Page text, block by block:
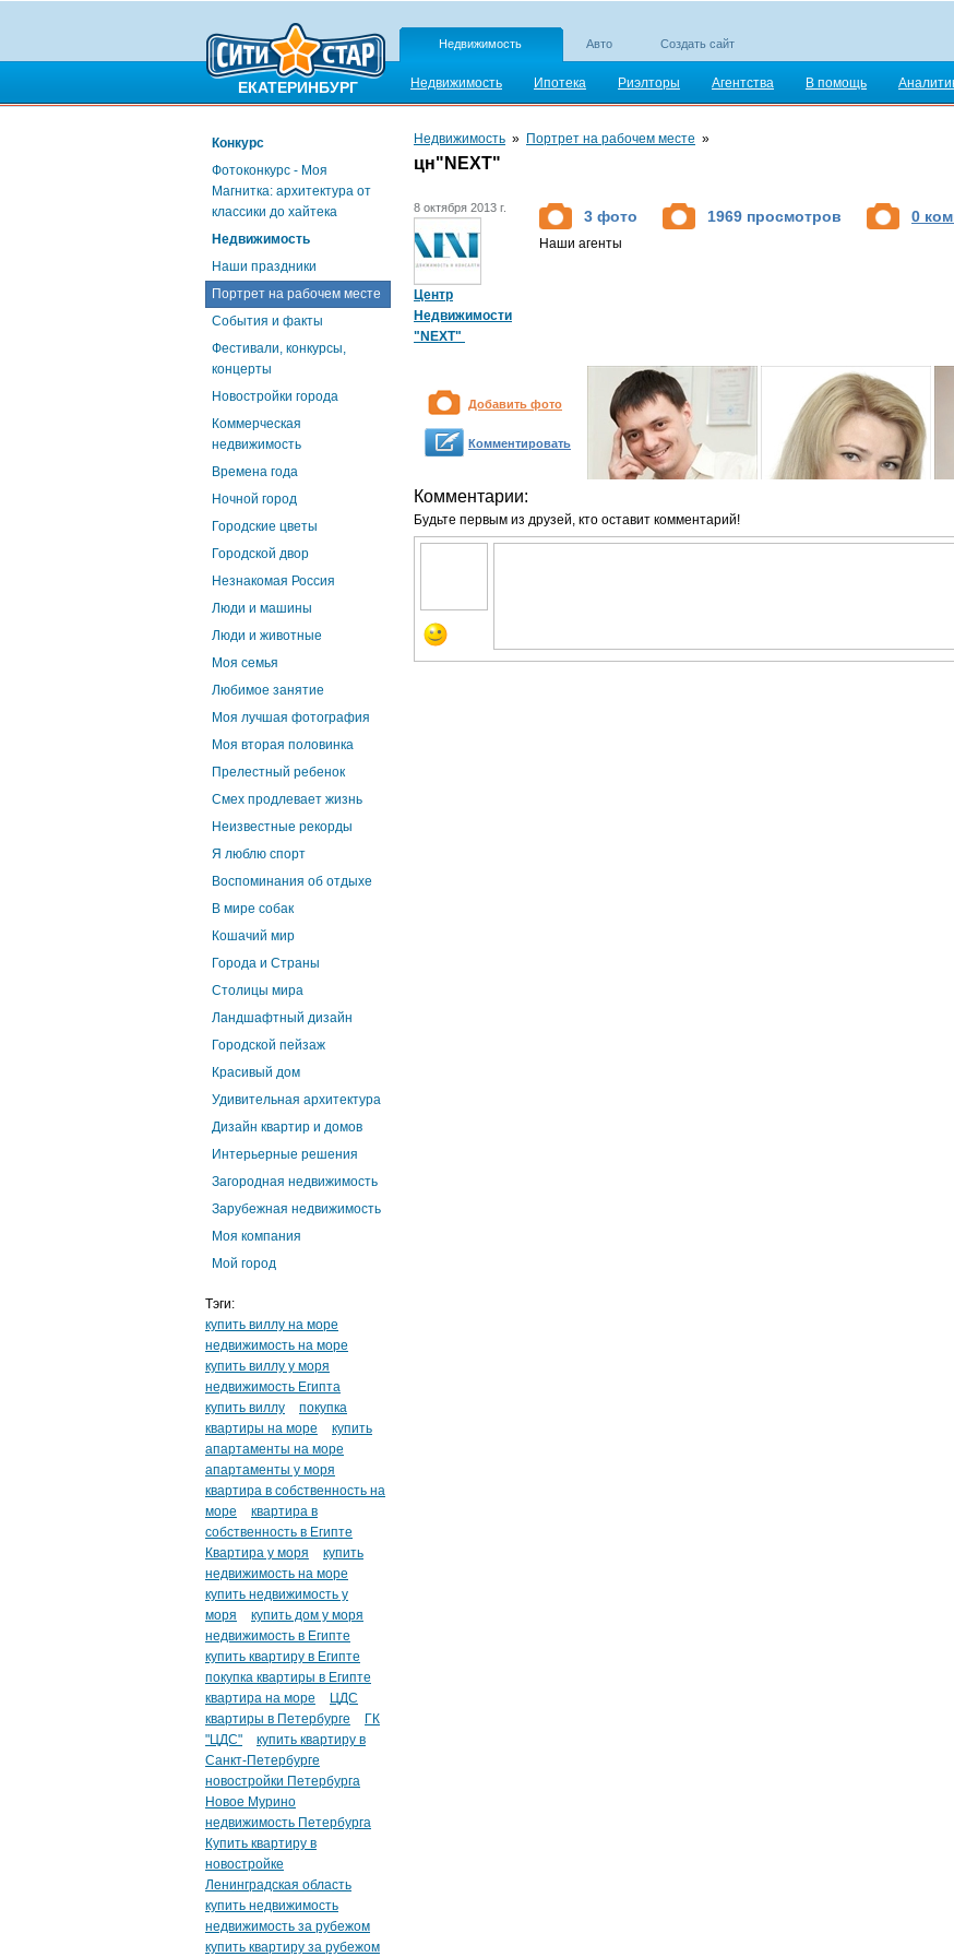
ЕКАТЕРИНБУРГ
Недвижимость Авто Создать сайт
Недвижимость Ипотека Риэлторы Агентства В помощь
Конкурс
Фотоконкурс - Моя
Магнитка: архитектура от
классики до хайтека
Недвижимость
Наши праздники
Портрет на рабочем месте
События и факты
Фестивали, конкурсы,
концерты
Новостройки города
Коммерческая
недвижимость
Времена года
Ночной город
Городские цветы
Городской двор
Незнакомая Россия
Люди и машины
Люди и животные
Моя семья
Любимое занятие
Моя лучшая фотография
Моя вторая половинка
Прелестный ребенок
Смех продлевает жизнь
Неизвестные рекорды
Я люблю спорт
Воспоминания об отдыхе
В мире собак
Кошачий мир
Города и Страны
Столицы мира
Ландшафтный дизайн
Городской пейзаж
Красивый дом
Удивительная архитектура
Дизайн квартир и домов
Интерьерные решения
Загородная недвижимость
Зарубежная недвижимость
Моя компания
Мой город
Тэги:
купить виллу на море
недвижимость на море
купить виллу у моря
недвижимость Египта
купить виллу
покупка
квартиры на море
купить
апартаменты на море
апартаменты у моря
квартира в собственность на
море
квартира в
собственность в Египте
Квартира у моря
купить
недвижимость на море
купить недвижимость у
моря
купить дом у моря
недвижимость в Египте
купить квартиру в Египте
покупка квартиры в Египте
квартира на море
ЦДС
квартиры в Петербурге
ГК
"ЦДС"
купить квартиру в
Санкт-Петербурге
новостройки Петербурга
Новое Мурино
недвижимость Петербурга
Купить квартиру в
новостройке
Ленинградская область
купить недвижимость
недвижимость за рубежом
купить квартиру за рубежом
Недвижимость » Портрет на рабочем месте »
цн"NEXT"
8 октября 2013 г.
Центр
Недвижимости
"NEXT"
3 фото 1969 просмотров 0
Наши агенты
Добавить фото
Комментировать
Комментарии:
Будьте первым из друзей, кто оставит комментарий!